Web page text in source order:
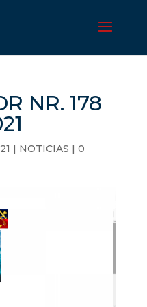
NR. 178
| NOTICIAS | 0